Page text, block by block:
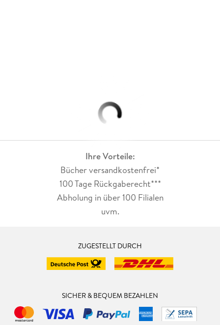
Ihre Vorteile:
Bücher versandkostenfrei*
100 Tage Rückgaberecht***
Abholung in über 100 Filialen
uvm.
ZUGESTELLT DURCH
SICHER & BEQUEM BEZAHLEN